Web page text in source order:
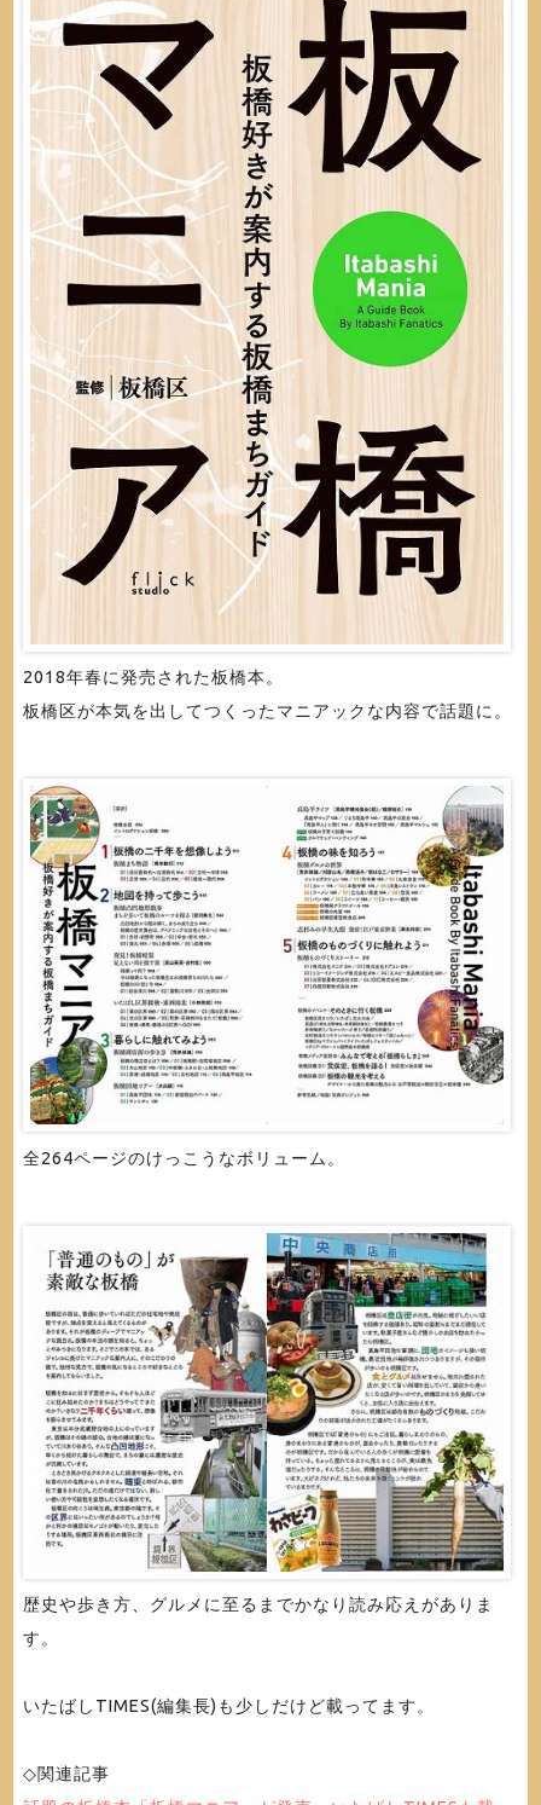
2018年春に発売された板橋本。
板橋区が本気を出してつくったマニアックな内容で話題に。
全264ページのけっこうなボリューム。
歴史や歩き方、グルメに至るまでかなり読み応えがありま
す。
いたばしTIMES(編集長)も少しだけど載ってます。
◇関連記事